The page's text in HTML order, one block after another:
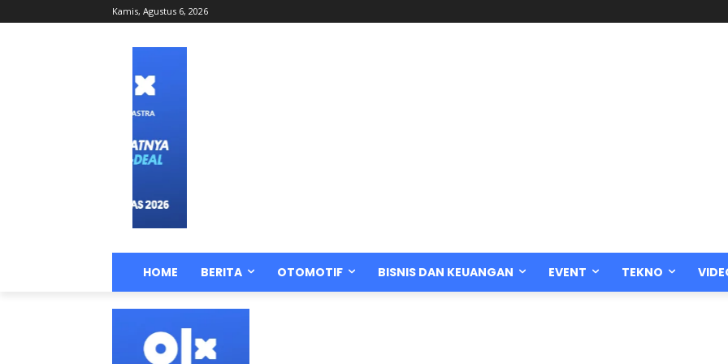
Kamis, Agustus 6, 2026
HOME BERITA OTOMOTIF BISNIS DAN KEUANGAN EVENT TEKNO